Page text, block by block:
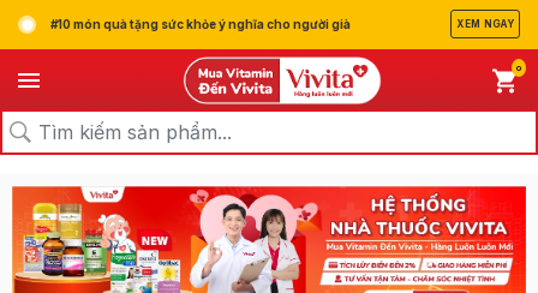
#10 món quà tặng sức khỏe ý nghĩa cho người già XEM NGAY
0